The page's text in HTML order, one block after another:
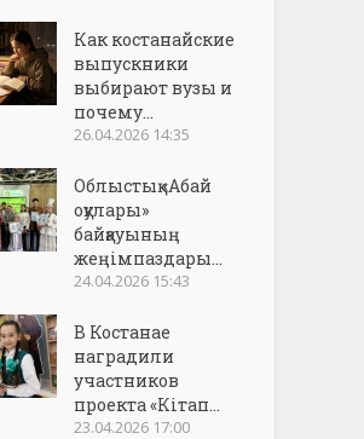
Как костанайские
выпускники
выбирают вузы и
почему...
26.04.2026 14:35
Облыстық «Абай
оқулары»
байқауының
жеңімпаздары...
24.04.2026 15:43
В Костанае
наградили
участников
проекта «Кітап...
23.04.2026 17:00